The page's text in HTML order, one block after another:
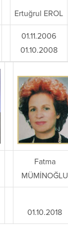
Ertuğrul EROL
01.11.2006
01.10.2008
Fatma
MÜMİNOĞLU
01.10.2018